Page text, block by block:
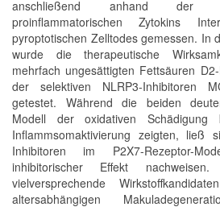
anschließend anhand der
proinflammatorischen Zytokins
pyroptotischen Zelltodes gemessen. In
wurde die therapeutische
mehrfach ungesättigten Fettsäuren
der selektiven NLRP3-Inhibitoren
getestet. Während die beiden
Modell der oxidativen Schädigung
Inflammsomaktivierung zeigten, ließ
Inhibitoren im P2X7-Rezeptor-
inhibitorischer Effekt
vielversprechende
altersabhängigen